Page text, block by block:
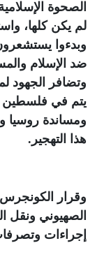
الصحوة
لم يكن كلها،
وبدءوا
ضد الإسلام
وتضافر الجهود
يتم في فلسطين
ومساندة روسيا
هذا التهجير.
وقرار
الصهيوني ونقل
إجراءات